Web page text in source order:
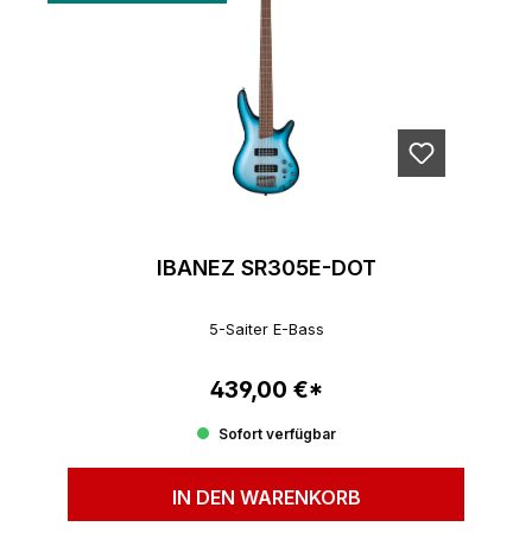
IBANEZ SR305E-DOT
5-Saiter E-Bass
Regulärer Preis:
439,00 €*
Sofort verfügbar
IN DEN WARENKORB